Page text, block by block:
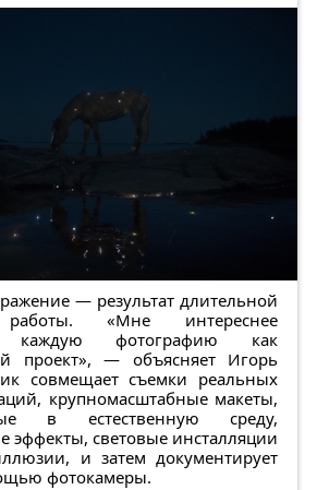
— результат длительной
работы. «Мне интереснее
каждую фотографию как
проект», — объясняет Игорь
совмещает съемки реальных
крупномасштабные макеты,
в естественную среду,
эффекты, световые инсталляции
и затем документирует
фотокамеры.